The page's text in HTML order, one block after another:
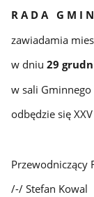
R A D A G M I
zawiadamia
w dniu 29
w sali
odbędzie się
Przewodniczący
/-/ Stefan Kowal